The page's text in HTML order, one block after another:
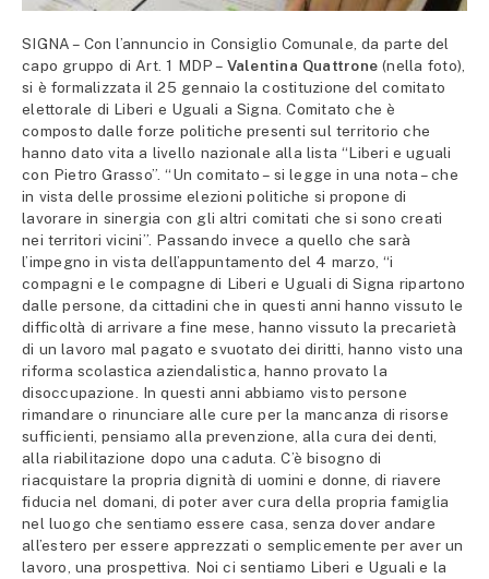
SIGNA – Con l’annuncio in Consiglio Comunale, da parte del
capo gruppo di Art. 1 MDP – Valentina Quattrone (nella foto),
si è formalizzata il 25 gennaio la costituzione del comitato
elettorale di Liberi e Uguali a Signa. Comitato che è
composto dalle forze politiche presenti sul territorio che
hanno dato vita a livello nazionale alla lista “Liberi e uguali
con Pietro Grasso”. “Un comitato – si legge in una nota – che
in vista delle prossime elezioni politiche si propone di
lavorare in sinergia con gli altri comitati che si sono creati
nei territori vicini”. Passando invece a quello che sarà
l’impegno in vista dell’appuntamento del 4 marzo, “i
compagni e le compagne di Liberi e Uguali di Signa ripartono
dalle persone, da cittadini che in questi anni hanno vissuto le
difficoltà di arrivare a fine mese, hanno vissuto la precarietà
di un lavoro mal pagato e svuotato dei diritti, hanno visto una
riforma scolastica aziendalistica, hanno provato la
disoccupazione. In questi anni abbiamo visto persone
rimandare o rinunciare alle cure per la mancanza di risorse
sufficienti, pensiamo alla prevenzione, alla cura dei denti,
alla riabilitazione dopo una caduta. C’è bisogno di
riacquistare la propria dignità di uomini e donne, di riavere
fiducia nel domani, di poter aver cura della propria famiglia
nel luogo che sentiamo essere casa, senza dover andare
all’estero per essere apprezzati o semplicemente per aver un
lavoro, una prospettiva. Noi ci sentiamo Liberi e Uguali e la